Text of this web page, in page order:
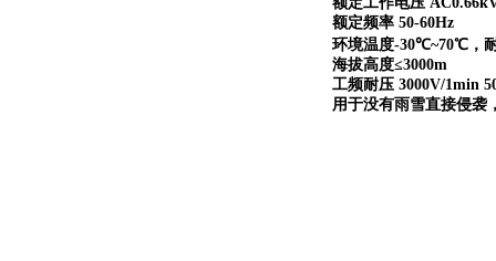
额定频率 50-60Hz
环境温度-30℃~70℃，
海拔高度≤3000m
工频耐压 3000V/1min
用于没有雨雪直接侵袭